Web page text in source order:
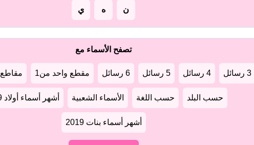
ن ه ي
تصفح الأسماء مع
3 رسائل 4 رسائل 5 رسائل 6 رسائل مقطع واحد من1 مقاطع2
حسب البلد حسب اللغة الأسماء الشعبية أشهر أسماء أولاد 2019
أشهر أسماء بنات 2019